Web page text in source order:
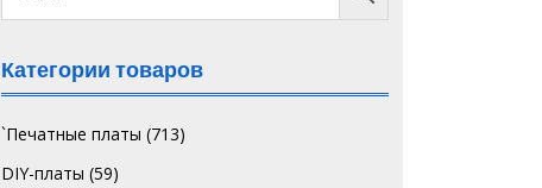
Категории товаров
`Печатные платы (713)
DIY-платы (59)